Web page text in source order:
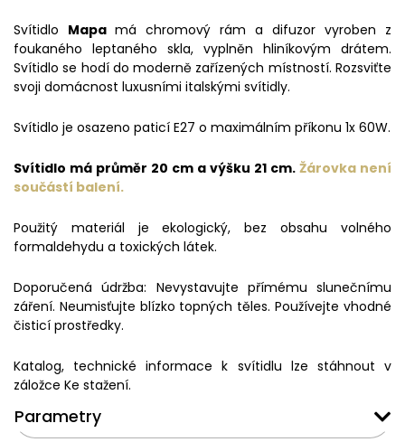
Svítidlo Mapa má chromový rám a difuzor vyroben z
foukaného leptaného skla, vyplněn hliníkovým drátem.
Svítidlo se hodí do moderně zařízených místností. Rozsviťte
svoji domácnost luxusními italskými svítidly.
Svítidlo je osazeno paticí E27 o maximálním příkonu 1x 60W.
Svítidlo má průměr 20 cm a výšku 21 cm. Žárovka není
součástí balení.
Použitý materiál je ekologický, bez obsahu volného
formaldehydu a toxických látek.
Doporučená údržba: Nevystavujte přímému slunečnímu
záření. Neumisťujte blízko topných těles. Používejte vhodné
čisticí prostředky.
Katalog, technické informace k svítidlu lze stáhnout v
záložce Ke stažení.
Parametry